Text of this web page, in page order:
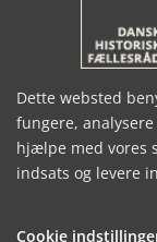
taget med
hilses
Dette websted
fungere,
hjælpe med vores
indsats og levere
Cookie